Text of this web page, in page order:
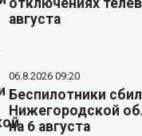
отключениях
августа
06.8.2026 09:20
Беспилотники
Нижегородской
на 6 августа